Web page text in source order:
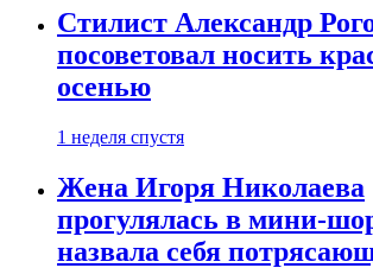
Стилист Александр
посоветовал носить
осенью
1 неделя спустя
Жена Игоря Николаева
прогулялась в мини-
назвала себя